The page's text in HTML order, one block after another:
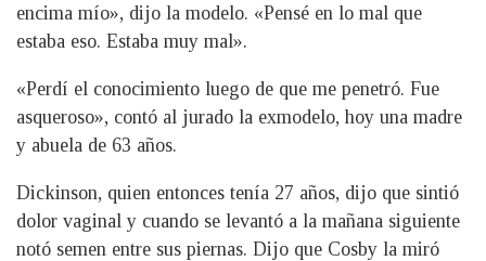
encima mío», dijo la modelo. «Pensé en lo mal que
estaba eso. Estaba muy mal».
«Perdí el conocimiento luego de que me penetró. Fue
asqueroso», contó al jurado la exmodelo, hoy una madre
y abuela de 63 años.
Dickinson, quien entonces tenía 27 años, dijo que sintió
dolor vaginal y cuando se levantó a la mañana siguiente
notó semen entre sus piernas. Dijo que Cosby la miró